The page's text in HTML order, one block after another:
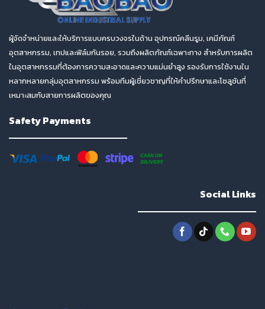
ผู้จัดจำหน่ายและให้บริการแบบครบวงจรในด้าน อุปกรณ์คลีนรูม, เคมีภัณฑ์
อุตสาหกรรม, เทปและฟิล์มกันรอย, รวมถึงผลิตภัณฑ์เฉพาะทาง สำหรับการผลิต
ในอุตสาหกรรมที่ต้องการความสะอาดและความแม่นยำสูง รองรับการใช้งานใน
หลากหลายกลุ่มอุตสาหกรรม พร้อมทีมผู้เชี่ยวชาญที่ให้คำปรึกษาและโซลูชันที่
เหมาะสมกับสายการผลิตของคุณ
Safety Payments
Social Links